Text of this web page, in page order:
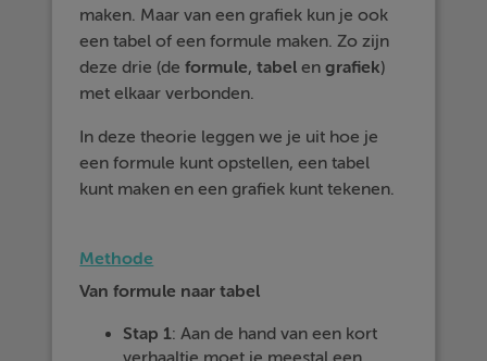
maken. Maar van een grafiek kun je ook
een tabel of een formule maken. Zo zijn
deze drie (deformule,tabel engrafiek)
met elkaar verbonden.
In deze theorie leggen we je uit hoe je
een formule kunt opstellen, een tabel
kunt maken en een grafiek kunt tekenen.
Methode
Van formule naar tabel
Stap 1: Aan de hand van een kort